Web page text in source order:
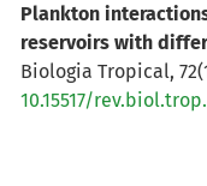
Plankton
reservoirs with
Biologia Tropical,
10.15517/